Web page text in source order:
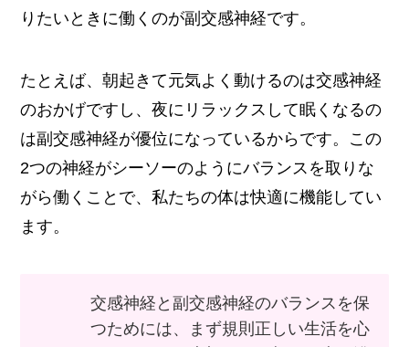
りたいときに働くのが副交感神経です。
たとえば、朝起きて元気よく動けるのは交感神経
のおかげですし、夜にリラックスして眠くなるの
は副交感神経が優位になっているからです。この
2つの神経がシーソーのようにバランスを取りな
がら働くことで、私たちの体は快適に機能してい
ます。
交感神経と副交感神経のバランスを保
つためには、まず規則正しい生活を心